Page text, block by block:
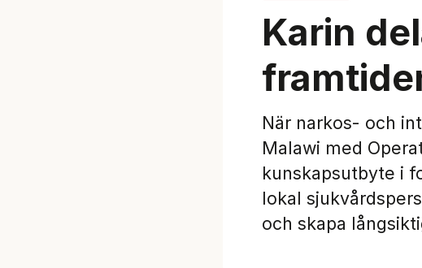
Karin
När narkos- och
Malawi med
kunskapsutbyte i
lokal
och skapa